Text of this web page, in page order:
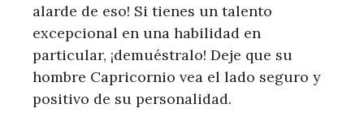
alarde de eso! Si tienes un talento
excepcional en una habilidad en
particular, ¡demuéstralo! Deje que su
hombre Capricornio vea el lado seguro y
positivo de su personalidad.